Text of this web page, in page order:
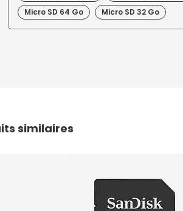
Micro SD 64 Go
Micro SD 32 Go
similaires